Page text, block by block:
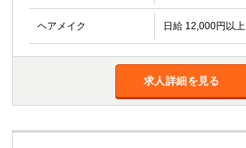
ヘアメイク 日給 12,000円以上
求人詳細を見る
五井
神奈川県
横浜
溝の口
藤沢
平塚